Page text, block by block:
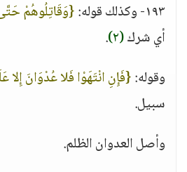
١٩٣- وكذلك قوله:
{وَقَاتِلُوهُمْ
أي شرك(٢) .
وقوله:{فَإِنِ انْتَهَوْا فَلا عُدْوَانَ إِلا
سبيل.
وأصل العدوان الظلم.